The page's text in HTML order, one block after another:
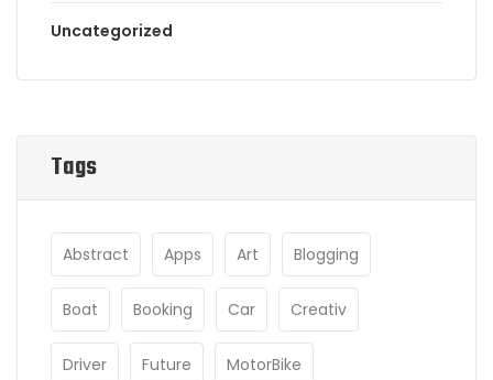
Uncategorized
Tags
Abstract Apps Art Blogging
Boat Booking Car Creativ
Driver Future MotorBike